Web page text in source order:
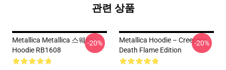
관련 상품
Metallica Metallica 스웨터
Hoodie RB1608
-20%
Metallica Hoodie – Creeping
Death Flame Edition
-20%